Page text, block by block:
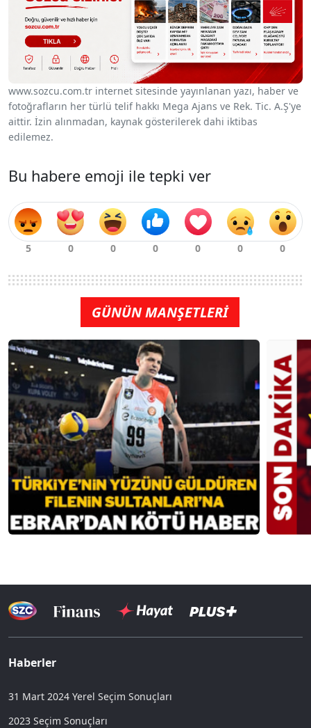
www.sozcu.com.tr internet sitesinde yayınlanan yazı, haber ve
fotoğrafların her türlü telif hakkı Mega Ajans ve Rek. Tic. A.Ş'ye
aittir. İzin alınmadan, kaynak gösterilerek dahi iktibas
edilemez.
Bu habere emoji ile tepki ver
GÜNÜN MANŞETLERİ
Haberler
31 Mart 2024 Yerel Seçim Sonuçları
2023 Seçim Sonuçları